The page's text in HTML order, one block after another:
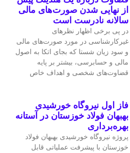
از نهایی شدن صورت‌های مالی
سالانه نادرست است
در پی برخی اظهار نظرهای
غیرکارشناسی در مورد صورت‌های مالی
و سود زیان شستا که بجای اتکا به اصول
مالی و حسابرسی، بیشتر بر پایه
قضاوت‌‌های شخصی و اهداف خاص
فاز اول نیروگاه خورشیدی
بهبهان فولاد خوزستان در آستانه
بهره‌برداری
پروژه نیروگاه خورشیدی بهبهان فولاد
خوزستان با پیشرفت عملیاتی قابل‌